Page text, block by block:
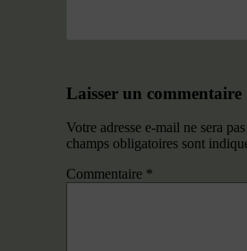
Laisser un commentaire
Votre adresse e-mail ne sera
champs obligatoires sont
Commentaire *